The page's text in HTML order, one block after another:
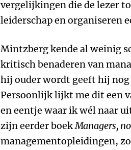
vergelijkingen die de lezer
leiderschap en organiseren
Mintzberg kende al weinig
kritisch benaderen van
hij ouder wordt geeft hij
Persoonlijk lijkt me dit een
en eentje waar ik wél naar
zijn eerder boekManagers,
managementopleidingen,